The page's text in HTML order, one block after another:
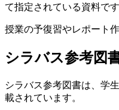
て指定されている資料です
授業の予復習やレポート
シラバス参考図
シラバス参考図書は、学
載されています。